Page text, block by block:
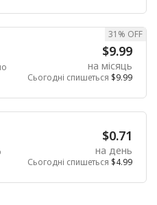
$9.99
на місяць
Сьогодні спишеться $9.99
31% OFF
$0.71
на день
Сьогодні спишеться $4.99